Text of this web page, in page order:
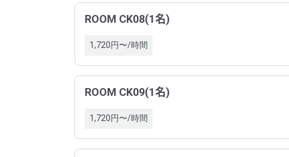
ROOM CK08(1名)
1,720円〜/時間
ROOM CK09(1名)
1,720円〜/時間
プログ